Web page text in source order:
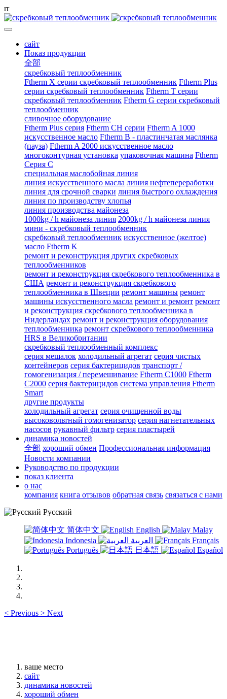
rr
сайт
Показ продукции
全部
скребковый теплообменник
Ftherm X серии скребковый теплообменник Ftherm Plus
серии скребковый теплообменник Ftherm T серии
скребковый теплообменник Ftherm G серии скребковый
теплообменник
сливочное оборудование
Ftherm Plus серия Ftherm CH серии Ftherm A 1000
искусственное масло Ftherm B - пластинчатая маслянка
(пауза) Ftherm A 2000 искусственное масло
многоконтурная установка упаковочная машина Ftherm
Серия C
специальная маслобойная линия
линия искусственного масла линия нефтепереработки
линия для срочной сварки линия быстрого охлаждения
линия по производству хлопья
линия производства майонеза
1000kg / h майонеза линия 2000kg / h майонеза линия
мини - скребковый теплообменник
скребковый теплообменник искусственное (желтое)
масло Ftherm K
ремонт и реконструкция других скребковых
теплообменников
ремонт и реконструкция скребкового теплообменника в
США ремонт и реконструкция скребкового
теплообменника в Швеции ремонт машины ремонт
машины искусственного масла ремонт и ремонт ремонт
и реконструкция скребкового теплообменника в
Нидерландах ремонт и реконструкция оборудования
теплообменника ремонт скребкового теплообменника
HRS в Великобритании
скребковый теплообменный комплекс
серия мешалок холодильный агрегат серия чистых
контейнеров серия бактерицидов транспорт /
гомогенизация / перемешивание Ftherm C1000 Ftherm
C2000 серия бактерицидов система управления Ftherm
Smart
другие продукты
холодильный агрегат серия очищенной воды
высоковольтный гомогенизатор серия нагнетательных
насосов рукавный фильтр серия пластырей
динамика новостей
全部 хороший обмен Профессиональная информация
Новости компании
Руководство по продукции
показ клиента
о нас
компания книга отзывов обратная связь связаться с нами
Русский
简体中文 English
Malay
Indonesia
Français
Português
日本語 Español
< Previous > Next
ваше место
сайт
динамика новостей
хороший обмен